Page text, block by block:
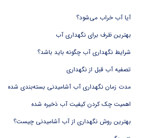
آیا آب خراب می‌شود؟
بهترین ظرف برای نگهداری آب
شرایط نگهداری آب چگونه باید باشد؟
تصفیه آب قبل از نگهداری
مدت زمان نگهداری آب آشامیدنی بسته‌بندی شده
اهمیت چک کردن کیفیت آب ذخیره شده
بهترین روش نگهداری از آب آشامیدنی چیست؟